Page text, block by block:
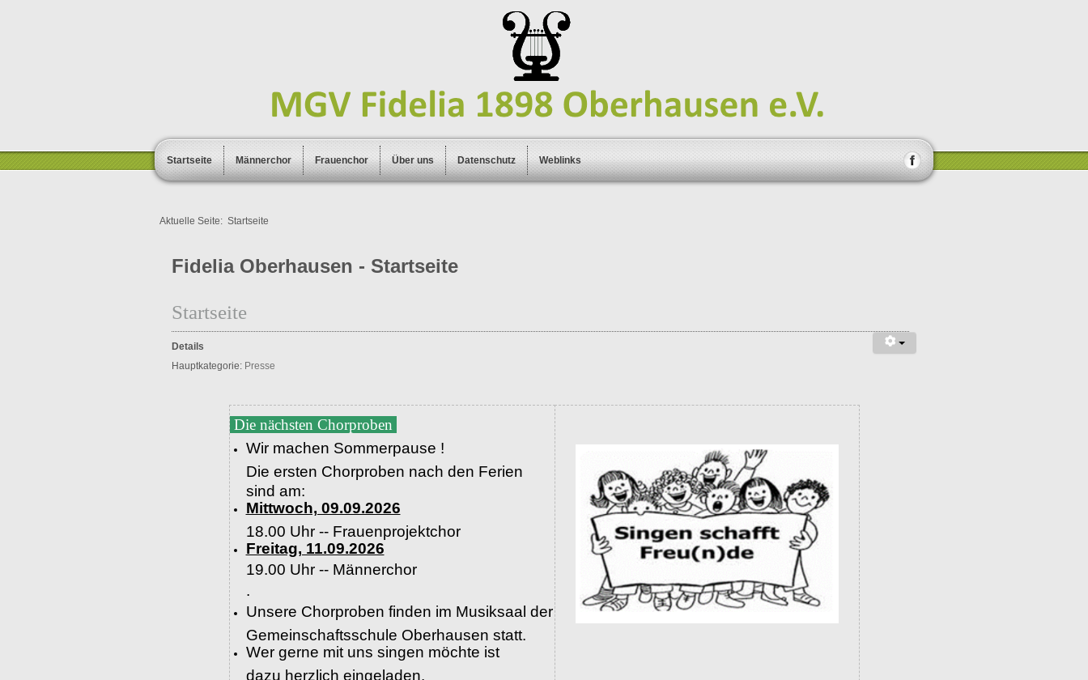
Startseite Männerchor Frauenchor Über uns Datenschutz Weblinks
Aktuelle Seite: Startseite
Fidelia Oberhausen - Startseite
Startseite
Details
Hauptkategorie: Presse
Die nächsten Chorproben
Wir machen Sommerpause !
Die ersten Chorproben nach den Ferien
sind am:
Mittwoch, 09.09.2026
18.00 Uhr -- Frauenprojektchor
Freitag, 11.09.2026
19.00 Uhr -- Männerchor
.
Unsere Chorproben finden im Musiksaal der
Gemeinschaftsschule Oberhausen statt.
Wer gerne mit uns singen möchte ist
dazu herzlich eingeladen.